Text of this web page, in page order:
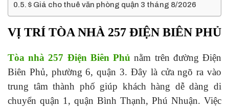
$ Giá cho thuê văn phòng quận 3 tháng 8/2026
VỊ TRÍ TÒA NHÀ 257 ĐIỆN BIÊN PHỦ
Tòa nhà 257 Điện Biên Phủ nằm trên đường Điện
Biên Phủ, phường 6, quận 3. Đây là cửa ngõ ra vào
trung tâm thành phố giúp khách hàng dễ dàng di
chuyển quận 1, quận Bình Thạnh, Phú Nhuận. Việc